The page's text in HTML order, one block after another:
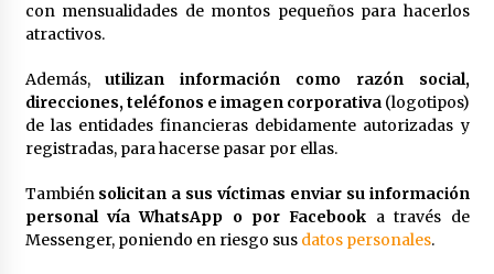
con mensualidades de montos pequeños para hacerlos
atractivos.
Además,utilizan información como razón social,
direcciones, teléfonos e imagen corporativa(logotipos)
de las entidades financieras debidamente autorizadas y
registradas, para hacerse pasar por ellas.
También solicitan a sus víctimas enviar su información
personal vía WhatsApp o por Facebook a través de
Messenger, poniendo en riesgo sus datos personales.